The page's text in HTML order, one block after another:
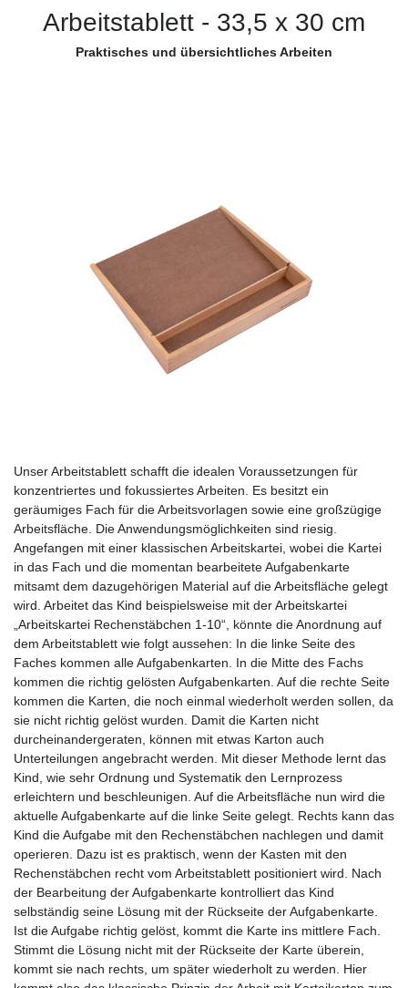
Arbeitstablett - 33,5 x 30 cm
Praktisches und übersichtliches Arbeiten
Unser Arbeitstablett schafft die idealen Voraussetzungen für
konzentriertes und fokussiertes Arbeiten. Es besitzt ein
geräumiges Fach für die Arbeitsvorlagen sowie eine großzügige
Arbeitsfläche. Die Anwendungsmöglichkeiten sind riesig.
Angefangen mit einer klassischen Arbeitskartei, wobei die Kartei
in das Fach und die momentan bearbeitete Aufgabenkarte
mitsamt dem dazugehörigen Material auf die Arbeitsfläche gelegt
wird. Arbeitet das Kind beispielsweise mit der Arbeitskartei
„Arbeitskartei Rechenstäbchen 1-10“, könnte die Anordnung auf
dem Arbeitstablett wie folgt aussehen: In die linke Seite des
Faches kommen alle Aufgabenkarten. In die Mitte des Fachs
kommen die richtig gelösten Aufgabenkarten. Auf die rechte Seite
kommen die Karten, die noch einmal wiederholt werden sollen, da
sie nicht richtig gelöst wurden. Damit die Karten nicht
durcheinandergeraten, können mit etwas Karton auch
Unterteilungen angebracht werden. Mit dieser Methode lernt das
Kind, wie sehr Ordnung und Systematik den Lernprozess
erleichtern und beschleunigen. Auf die Arbeitsfläche nun wird die
aktuelle Aufgabenkarte auf die linke Seite gelegt. Rechts kann das
Kind die Aufgabe mit den Rechenstäbchen nachlegen und damit
operieren. Dazu ist es praktisch, wenn der Kasten mit den
Rechenstäbchen recht vom Arbeitstablett positioniert wird. Nach
der Bearbeitung der Aufgabenkarte kontrolliert das Kind
selbständig seine Lösung mit der Rückseite der Aufgabenkarte.
Ist die Aufgabe richtig gelöst, kommt die Karte ins mittlere Fach.
Stimmt die Lösung nicht mit der Rückseite der Karte überein,
kommt sie nach rechts, um später wiederholt zu werden. Hier